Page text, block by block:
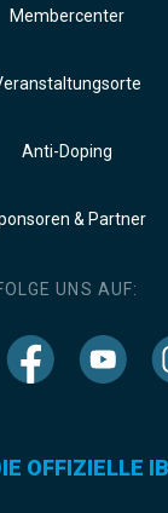
Membercenter
Anti-Doping
& Partner
UNS AUF:
OFFIZIELLE